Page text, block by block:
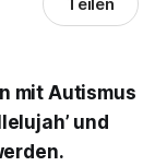
mit Autismus
und